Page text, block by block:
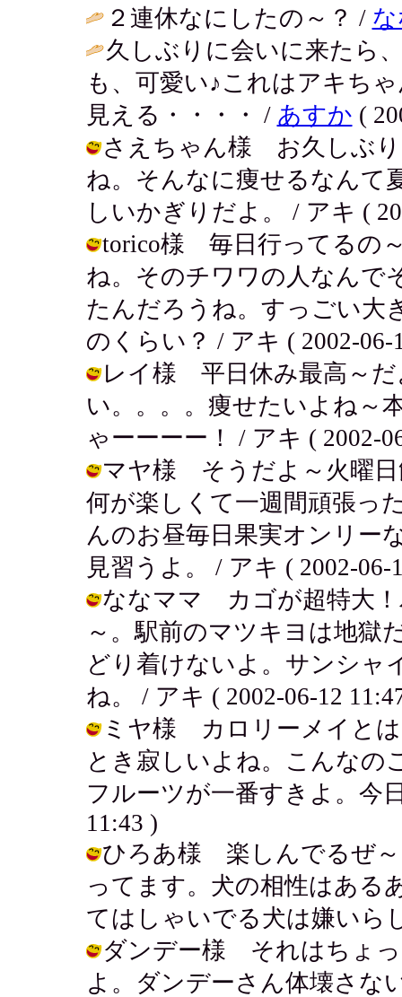
２連休なにしたの～？ /
久しぶりに会いに来たら
も、可愛い♪これはアキち
見える・・・・ / あすか (
さえちゃん様 お久しぶり
ね。そんなに痩せるなんて
しいかぎりだよ。 / アキ (
torico様 毎日行ってるの
ね。そのチワワの人なんで
たんだろうね。すっごい大
のくらい？ / アキ ( 2002-06-
レイ様 平日休み最高～だ
い。。。。痩せたいよね～
ゃーーーー！ / アキ ( 2002-
マヤ様 そうだよ～火曜日
何が楽しくて一週間頑張っ
んのお昼毎日果実オンリー
見習うよ。 / アキ ( 2002-06-
ななママ カゴが超特大！
～。駅前のマツキヨは地獄
どり着けないよ。サンシャ
ね。 / アキ ( 2002-06-12
ミヤ様 カロリーメイとは
とき寂しいよね。こんなの
フルーツが一番すきよ。今
11:43 )
ひろあ様 楽しんでるぜ～
ってます。犬の相性はある
てはしゃいでる犬は嫌いら
ダンデー様 それはちょっ
よ。ダンデーさん体壊さな